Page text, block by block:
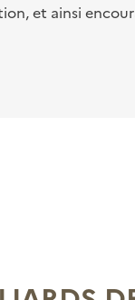
et ainsi